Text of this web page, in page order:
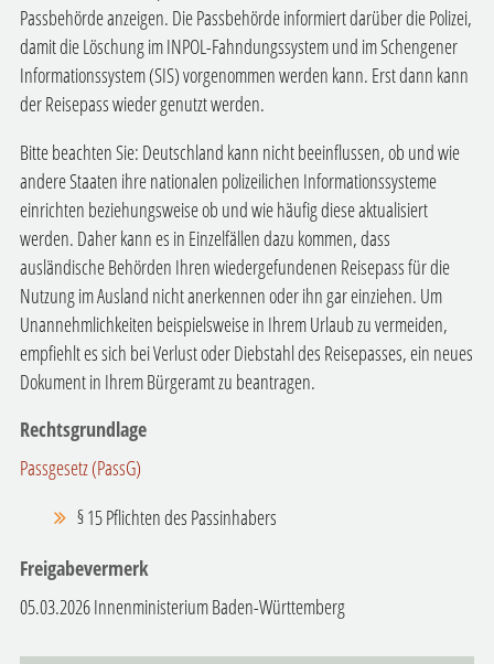
Passbehörde anzeigen. Die Passbehördeinformiert darüber die Polizei,
damit die Löschung imINPOL-Fahndungssystem und im Schengener
Informationssystem (SIS) vorgenommen werden kann. Erst dann kann
der Reisepass wieder genutzt werden.
Bitte beachten Sie: Deutschland kann nicht beeinflussen, ob und wie
andere Staaten ihre nationalen polizeilichen Informationssysteme
einrichten beziehungsweise ob und wie häufig diese aktualisiert
werden. Daher kann es in Einzelfällen dazu kommen, dass
ausländische Behörden Ihren wiedergefundenen Reisepass für die
Nutzung im Ausland nicht anerkennen oder ihn gar einziehen. Um
Unannehmlichkeiten beispielsweise in Ihrem Urlaub zu vermeiden,
empfiehlt es sich bei Verlust oder Diebstahl des Reisepasses, ein neues
Dokument in Ihrem Bürgeramt zu beantragen.
Rechtsgrundlage
Passgesetz (PassG)
§ 15 Pflichten des Passinhabers
Freigabevermerk
05.03.2026 Innenministerium Baden-Württemberg